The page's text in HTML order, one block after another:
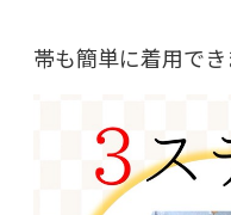
帯も簡単に着用で